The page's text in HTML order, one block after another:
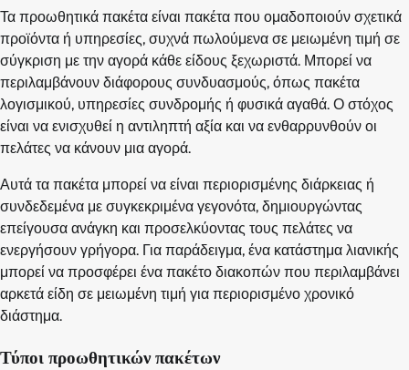
Τα προωθητικά πακέτα είναι πακέτα που ομαδοποιούν σχετικά
προϊόντα ή υπηρεσίες, συχνά πωλούμενα σε μειωμένη τιμή σε
σύγκριση με την αγορά κάθε είδους ξεχωριστά. Μπορεί να
περιλαμβάνουν διάφορους συνδυασμούς, όπως πακέτα
λογισμικού, υπηρεσίες συνδρομής ή φυσικά αγαθά. Ο στόχος
είναι να ενισχυθεί η αντιληπτή αξία και να ενθαρρυνθούν οι
πελάτες να κάνουν μια αγορά.
Αυτά τα πακέτα μπορεί να είναι περιορισμένης διάρκειας ή
συνδεδεμένα με συγκεκριμένα γεγονότα, δημιουργώντας
επείγουσα ανάγκη και προσελκύοντας τους πελάτες να
ενεργήσουν γρήγορα. Για παράδειγμα, ένα κατάστημα λιανικής
μπορεί να προσφέρει ένα πακέτο διακοπών που περιλαμβάνει
αρκετά είδη σε μειωμένη τιμή για περιορισμένο χρονικό
διάστημα.
Τύποι προωθητικών πακέτων